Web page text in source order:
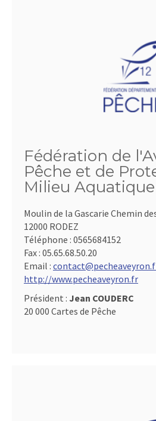
Fédération de
Pêche et de
Milieu Aquatique
Moulin de la Gascarie Chemin
12000 RODEZ
Téléphone : 0565684152
Fax : 05.65.68.50.20
Email :
http://www.pecheaveyron.fr
Président : Jean COUDERC
20 000 Cartes de Pêche